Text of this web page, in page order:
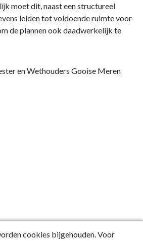
moet dit, naast een structureel
leiden tot voldoende ruimte voor
de plannen ook daadwerkelijk te
en Wethouders Gooise Meren
cookies bijgehouden. Voor